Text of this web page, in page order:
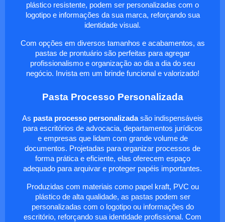
plástico resistente, podem ser personalizadas com o
logotipo e informações da sua marca, reforçando sua
identidade visual.
Com opções em diversos tamanhos e acabamentos, as
pastas de prontuário são perfeitas para agregar
profissionalismo e organização ao dia a dia do seu
negócio. Invista em um brinde funcional e valorizado!
Pasta Processo Personalizada
As pasta processo personalizadasão indispensáveis
para escritórios de advocacia, departamentos jurídicos
e empresas que lidam com grande volume de
documentos. Projetadas para organizar processos de
forma prática e eficiente, elas oferecem espaço
adequado para arquivar e proteger papéis importantes.
Produzidas com materiais como papel kraft, PVC ou
plástico de alta qualidade, as pastas podem ser
personalizadas com o logotipo ou informações do
escritório, reforçando sua identidade profissional. Com